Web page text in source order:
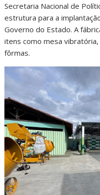
Secretaria Nacional de
estrutura para a
Governo do Estado. A
itens como mesa
fôrmas.